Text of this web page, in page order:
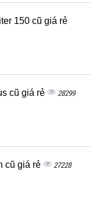
150 cũ giá rẻ
cũ giá rẻ 28299
cũ giá rẻ 27228